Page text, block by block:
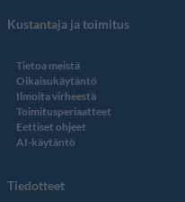
Kustantaja ja toimitus
Tietoa meistä
Oikaisukäytäntö
Ilmoita virheestä
Toimitusperiaatteet
Eettiset ohjeet
AI-käytäntö
Tiedotteet